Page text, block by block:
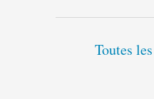
Toutes